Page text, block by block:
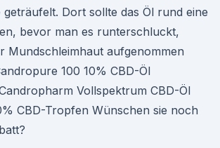
geträufelt. Dort sollte das Öl rund eine
bevor man es runterschluckt,
Mundschleimhaut aufgenommen
100 10% CBD-Öl
Vollspektrum CBD-Öl
CBD-Tropfen Wünschen sie noch